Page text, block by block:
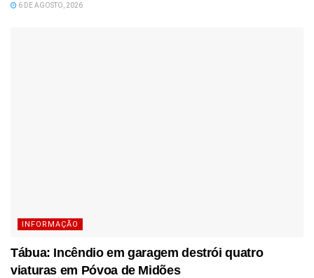
6 DE AGOSTO, 2026
INFORMAÇÃO
Tábua: Incêndio em garagem destrói quatro
viaturas em Póvoa de Midões